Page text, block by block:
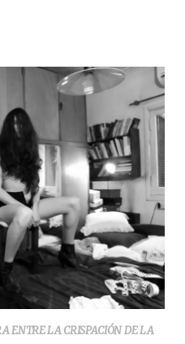
ENTRE LA CRISPACIÓN DE LA